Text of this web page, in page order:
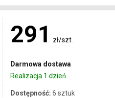
291 zł/szt.
Darmowa dostawa
Realizacja 1 dzień
Dostępność: 6 sztuk